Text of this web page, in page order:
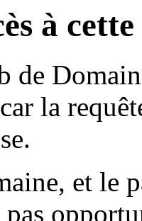
à
de
la
et le
pas